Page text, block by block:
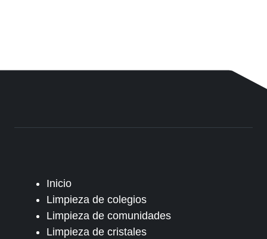
Inicio
Limpieza de colegios
Limpieza de comunidades
Limpieza de cristales